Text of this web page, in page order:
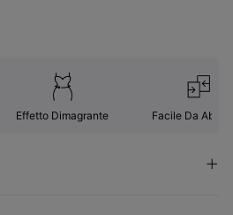
Effetto Dimagrante Facile Da